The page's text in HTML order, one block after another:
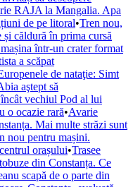
RAJA la Mangalia. Apa
de pe litoral•Tren nou,
căldură în prima cursă
într-un crater format
a scăpat
de nataţie: Simt
aştept să
vechiul Pod al lui
o ocazie rară•Avarie
Mai multe străzi sunt
nou pentru mașini.
orașului•Trasee
din Constanța. Ce
scapă de o parte din